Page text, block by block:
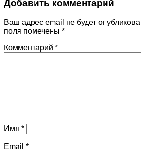
Добавить комментарий
Ваш адрес email не будет
поля помечены *
Комментарий *
Имя *
Email *